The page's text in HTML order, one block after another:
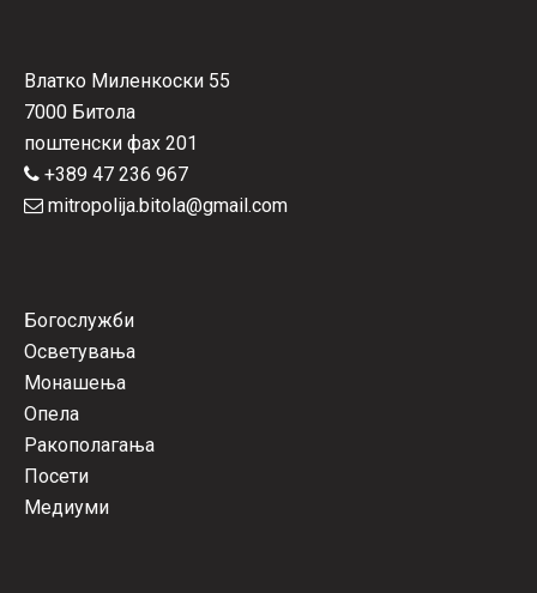
Влатко Миленкоски 55
7000 Битола
поштенски фах 201
+389 47 236 967
mitropolija.bitola@gmail.com
Богослужби
Осветувања
Монашења
Опела
Ракополагања
Посети
Медиуми